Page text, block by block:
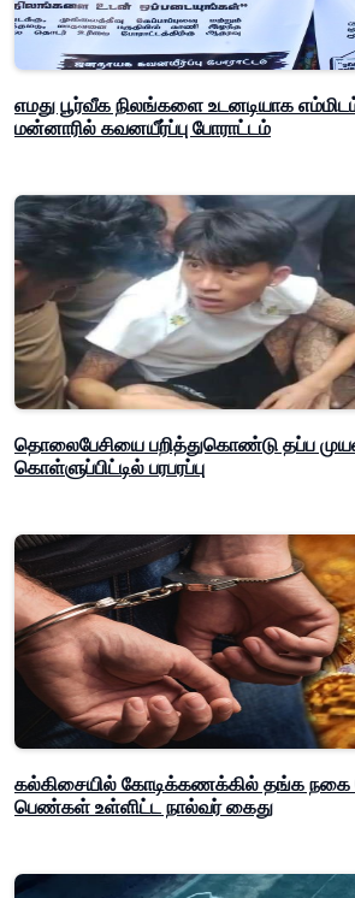
எமது பூர்வீக நிலங்களை உடனடியாக
மன்னாரில் கவனயீர்ப்பு போராட்டம்
தொலைபேசியை பறித்துகொண்டு தப்ப
கொள்ளுப்பிட்டில் பரபரப்பு
கல்கிசையில் கோடிக்கணக்கில் தங்க
பெண்கள் உள்ளிட்ட நால்வர் கைது